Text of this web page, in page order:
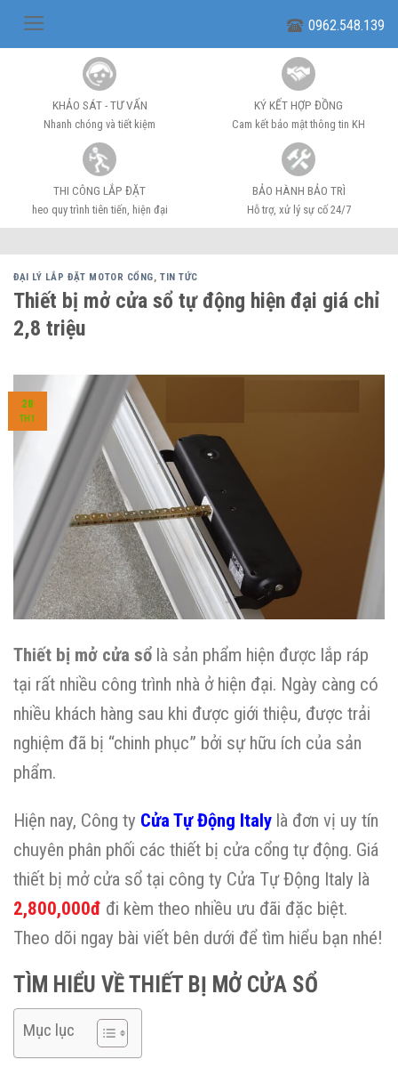
0962.548.139
KHẢO SÁT - TƯ VẤN
Nhanh chóng và tiết kiệm
KÝ KẾT HỢP ĐỒNG
Cam kết bảo mật thông tin KH
THI CÔNG LẮP ĐẶT
heo quy trình tiên tiến, hiện đại
BẢO HÀNH BẢO TRÌ
Hỗ trợ, xử lý sự cố 24/7
ĐẠI LÝ LẮP ĐẶT MOTOR CỔNG,TIN TỨC
Thiết bị mở cửa sổ tự động hiện đại giá chỉ
2,8 triệu
28
TH1
Thiết bị mở cửa sổ là sản phẩm hiện được lắp ráp
tại rất nhiều công trình nhà ở hiện đại. Ngày càng có
nhiều khách hàng sau khi được giới thiệu, được trải
nghiệm đã bị “chinh phục” bởi sự hữu ích của sản
phẩm.
Hiện nay, Công ty Cửa Tự Động Italy là đơn vị uy tín
chuyên phân phối các thiết bị cửa cổng tự động. Giá
thiết bị mở cửa sổ tại công ty Cửa Tự Động Italy là
2,800,000đ đi kèm theo nhiều ưu đãi đặc biệt.
Theo dõi ngay bài viết bên dưới để tìm hiểu bạn nhé!
TÌM HIỂU VỀ THIẾT BỊ MỞ CỬA SỔ
Mục lục